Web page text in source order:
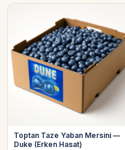
Toptan Taze Yaban Mersini —
Duke (Erken Hasat)